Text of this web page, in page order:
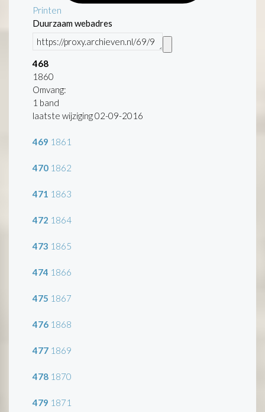
Printen
Duurzaam webadres
468
1860
Omvang:
1 band
laatste wijziging 02-09-2016
469 1861
470 1862
471 1863
472 1864
473 1865
474 1866
475 1867
476 1868
477 1869
478 1870
479 1871